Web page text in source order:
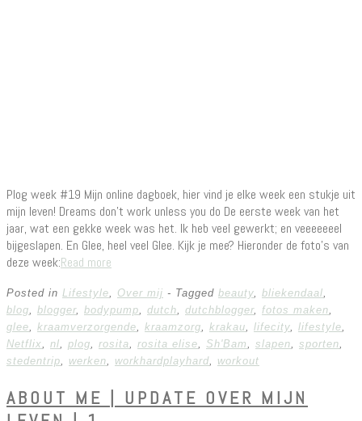
Plog week #19 Mijn online dagboek, hier vind je elke week een stukje uit
mijn leven! Dreams don’t work unless you do De eerste week van het
jaar, wat een gekke week was het. Ik heb veel gewerkt; en veeeeeeel
bijgeslapen. En Glee, heel veel Glee. Kijk je mee? Hieronder de foto’s van
deze week:Read more
Posted in Lifestyle, Over mij - Tagged beauty, bliekendaal,
blog, blogger, bodypump, dutch, dutchblogger, fotos maken,
glee, kraamverzorgende, kraamzorg, krakau, lifecity, lifestyle,
Netflix, nl, plog, rosita, rosita elise, Sh'Bam, slapen, sporten,
stedentrip, werken, workhardplayhard, workout
ABOUT ME | UPDATE OVER MIJN